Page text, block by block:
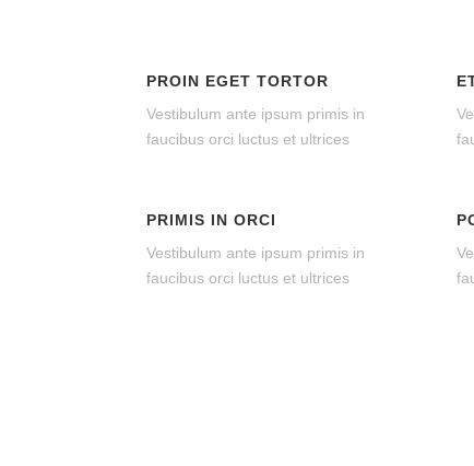
PROIN EGET TORTOR
Vestibulum ante ipsum primis in
faucibus orci luctus et ultrices
PRIMIS IN ORCI
Vestibulum ante ipsum primis in
faucibus orci luctus et ultrices